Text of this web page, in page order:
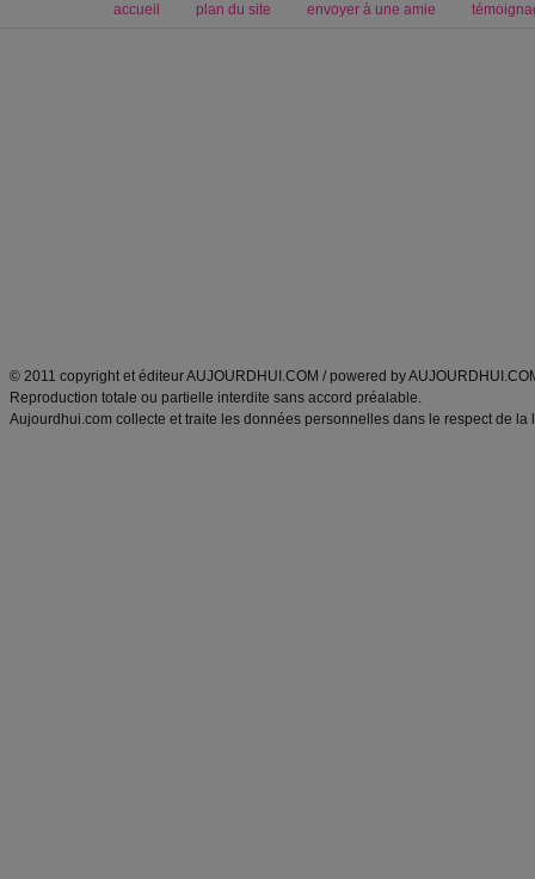
accueil plan du site envoyer à une amie
© 2011 copyright et éditeur AUJOURDHUI.COM / powered by
Reproduction totale ou partielle interdite sans accord préalable.
Aujourdhui.com collecte et traite les données personnelles dans le respect de